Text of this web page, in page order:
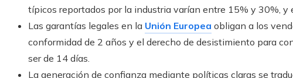
típicos reportados por la industria varían entre 15% y 30%, y
Las garantías legales en la Unión Europea obligan a los
conformidad de 2 años y el derecho de desistimiento para
ser de 14 días.
La generación de confianza mediante políticas claras se